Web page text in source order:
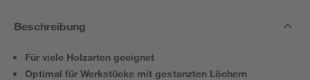
Beschreibung
Für viele Holzarten geeignet
Optimal für Werkstücke mit gestanzten Löchern